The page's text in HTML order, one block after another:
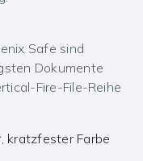
Safe sind
Dokumente
Fire-File-Reihe
kratzfester Farbe